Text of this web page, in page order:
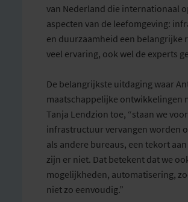
van Nederland die internationaal
aspecten van de leefomgeving:
en duurzaamheid een belangrijke
veel ervaring, ook wel de experts
De belangrijkste uitdaging waar
maatschappelijke ontwikkelingen
Tanja Lendzion toe, “staan we
infrastructuur vervangen worden
als andere bureaus, een tekort
zijn er niet. Dat betekent dat we
mogelijkheden, automatisering,
niet zo eenvoudig.”